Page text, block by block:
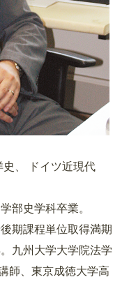
史、 ドイツ近現代
部史学科卒業。
期課程単位取得満期
九州大学大学院法学
師、東京成徳大学高